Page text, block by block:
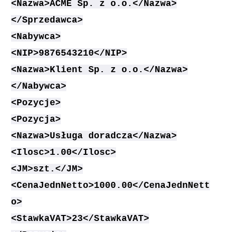
<Nazwa>ACME Sp. z o.o.</Nazwa>
</Sprzedawca>
<Nabywca>
<NIP>9876543210</NIP>
<Nazwa>Klient Sp. z o.o.</Nazwa>
</Nabywca>
<Pozycje>
<Pozycja>
<Nazwa>Usługa doradcza</Nazwa>
<Ilosc>1.00</Ilosc>
<JM>szt.</JM>
<CenaJednNetto>1000.00</CenaJednNett
o>
<StawkaVAT>23</StawkaVAT>